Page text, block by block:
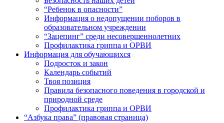
“Ребенок в опасности”
Информация о недопущении поборов в
образовательном учреждении
“Зацепинг” среди несовершеннолетних
Профилактика гриппа и ОРВИ
Информация для обучающихся
Подросток и закон
Календарь событий
Твоя позиция
Правила безопасного поведения в городской и
природной среде
Профилактика гриппа и ОРВИ
“Азбука права” (правовая страница)